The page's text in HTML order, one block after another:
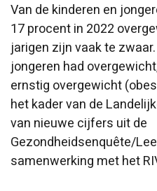
Van de kinderen en
17 procent in 2022
jarigen zijn vaak te
jongeren had
ernstig overgewicht
het kader van de
van nieuwe cijfers uit de
Gezondheidsenquête/
samenwerking met het